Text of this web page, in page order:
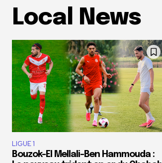
Local News
LIGUE 1
Bouzok-El Mellali-Ben Hammouda :